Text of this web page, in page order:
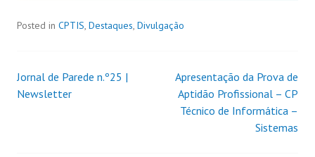
Posted in CPTIS, Destaques, Divulgação
Jornal de Parede n.º25 |
Newsletter
Apresentação da Prova de
Aptidão Profissional – CP
Técnico de Informática –
Sistemas